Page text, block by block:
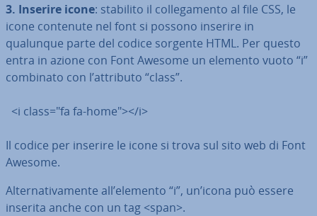
3. Inserire icone: stabilito il col­le­ga­men­to al file CSS, le
icone contenute nel font si possono inserire in
qualunque parte del codice sorgente HTML. Per questo
entra in azione con Font Awesome un elemento vuoto “i”
combinato con l’attributo “class”.
<i class="fa fa-home"></i>
Il codice per inserire le icone si trova sul sito web di Font
Awesome.
Al­ter­na­ti­va­men­te all’elemento “i”, un’icona può essere
inserita anche con un tag <span>.